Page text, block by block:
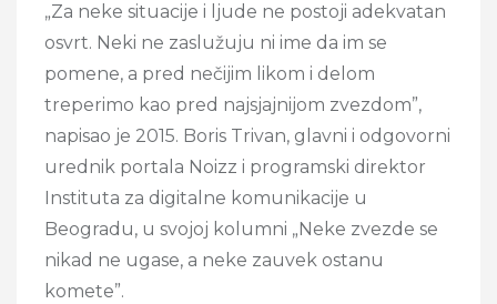
„Za neke situacije i ljude ne postoji adekvatan
osvrt. Neki ne zaslužuju ni ime da im se
pomene, a pred nečijim likom i delom
treperimo kao pred najsjajnijom zvezdom”,
napisao je 2015. Boris Trivan, glavni i odgovorni
urednik portala Noizz i programski direktor
Instituta za digitalne komunikacije u
Beogradu, u svojoj kolumni „Neke zvezde se
nikad ne ugase, a neke zauvek ostanu
komete”.